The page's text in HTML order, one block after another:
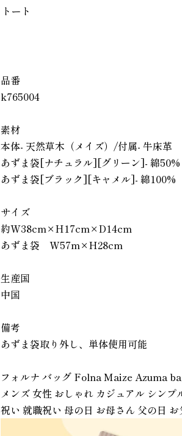
トート
品番
k765004
素材
本体- 天然草木（メイズ）/付属- 牛床革
あずま袋[ナチュラル][グリーン]- 綿
あずま袋[ブラック][キャメル]- 綿100%
サイズ
約W38cm×H17cm×D14cm
あずま袋 W57m×H28cm
生産国
中国
備考
あずま袋取り外し、単体使用可能
フォルナ バッグ Folna Maize Azuma
メンズ 女性 おしゃれ カジュアル シン
祝い 就職祝い 母の日 お母さん 父の日